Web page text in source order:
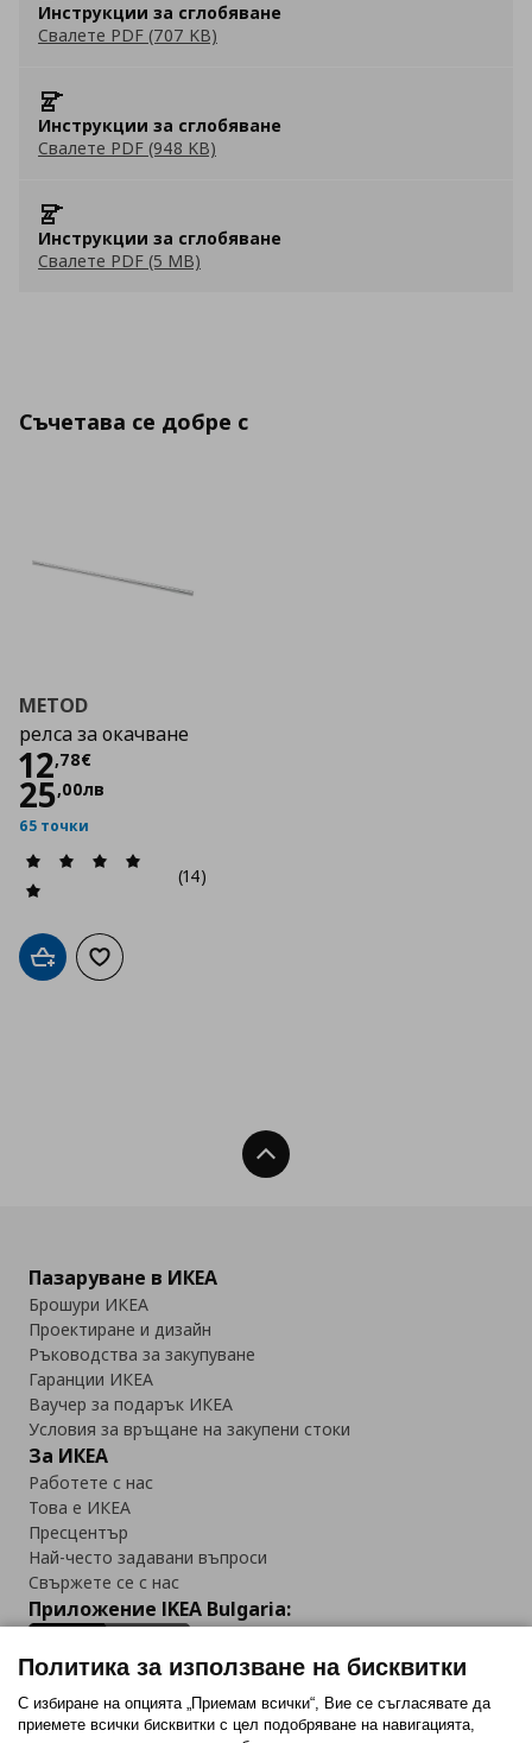
Инструкции за сглобяване
Свалете PDF (707 KB)
Инструкции за сглобяване
Свалете PDF (948 KB)
Инструкции за сглобяване
Свалете PDF (5 MB)
Съчетава се добре с
METOD
релса за окачване
12,78€
Цена
25,00лв
65 точки
(14)
Добави в кошницата
Добави към списъка с любими
Нагоре
Пазаруване в ИКЕА
Брошури ИКЕА
Проектиране и дизайн
Ръководства за закупуване
Гаранции ИКЕА
Ваучер за подарък ИКЕА
Условия за връщане на закупени стоки
За ИКЕА
Работете с нас
Това е ИКЕА
Пресцентър
Най-често задавани въпроси
Свържете се с нас
Приложение IKEA Bulgaria:
Последвайте ни:
Политика за използване на бисквитки
С избиране на опцията „Приемам всички“, Вие се съгласявате да
приемете всички бисквитки с цел подобряване на навигацията,